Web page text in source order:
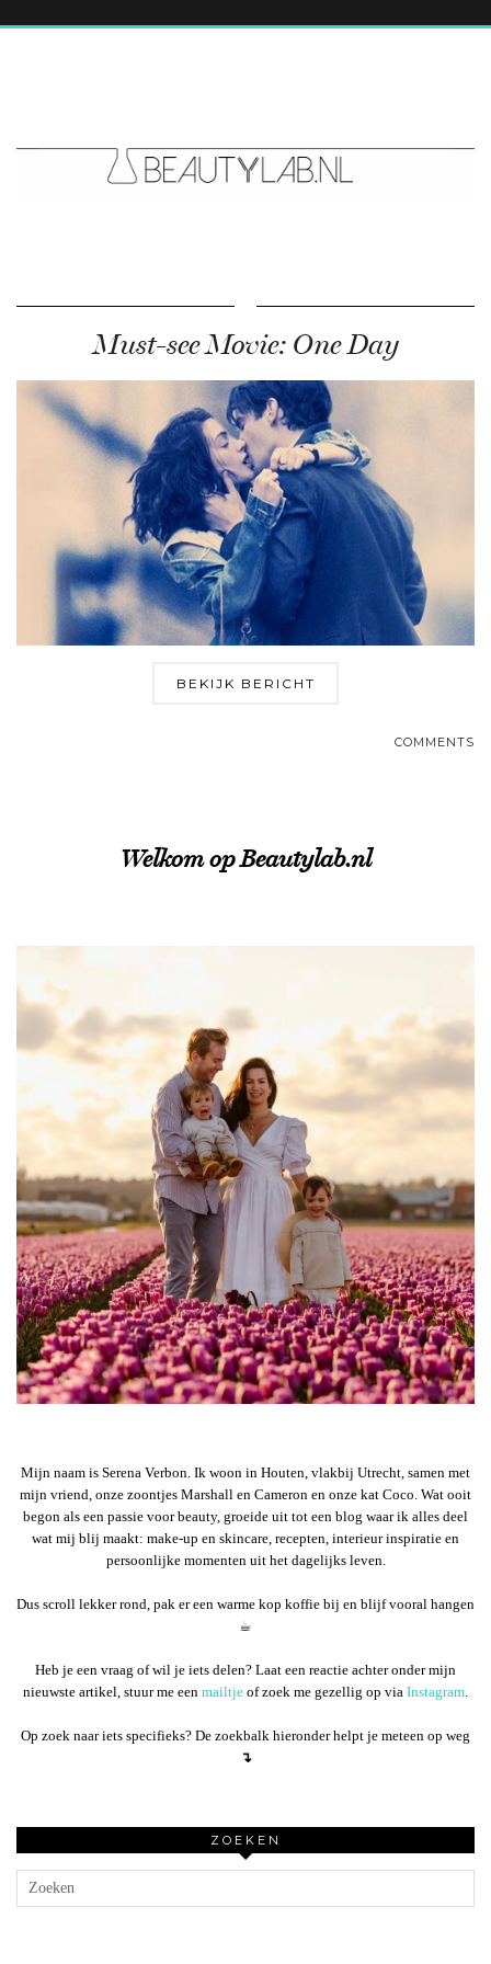
Must-see Movie: One Day
BEKIJK BERICHT
COMMENTS
Welkom op Beautylab.nl
Mijn naam is Serena Verbon. Ik woon in Houten, vlakbij Utrecht, samen met
mijn vriend, onze zoontjes Marshall en Cameron en onze kat Coco. Wat ooit
begon als een passie voor beauty, groeide uit tot een blog waar ik alles deel
wat mij blij maakt: make-up en skincare, recepten, interieur inspiratie en
persoonlijke momenten uit het dagelijks leven.
Dus scroll lekker rond, pak er een warme kop koffie bij en blijf vooral hangen
☕︎
Heb je een vraag of wil je iets delen? Laat een reactie achter onder mijn
nieuwste artikel, stuur me een mailtje of zoek me gezellig op via Instagram
Op zoek naar iets specifieks? De zoekbalk hieronder helpt je meteen op weg
↴
ZOEKEN